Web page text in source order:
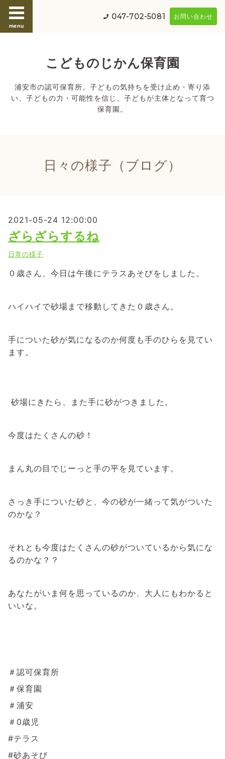
menu
047-702-5081 お問い合わせ
こどものじかん保育園
浦安市の認可保育所。子どもの気持ちを受け止め・寄り添
い、子どもの力・可能性を信じ、子どもが主体となって育つ
保育園。
日々の様子（ブログ）
2021-05-24 12:00:00
ざらざらするね
日常の様子
０歳さん、今日は午後にテラスあそびをしました。
ハイハイで砂場まで移動してきた０歳さん。
手についた砂が気になるのか何度も手のひらを見てい
ます。
砂場にきたら、また手に砂がつきました。
今度はたくさんの砂！
まん丸の目でじーっと手の平を見ています。
さっき手についた砂と、今の砂が一緒って気がついた
のかな？
それとも今度はたくさんの砂がついているから気にな
るのかな？？
あなたがいま何を思っているのか、大人にもわかると
いいな。
＃認可保育所
＃保育園
＃浦安
＃0歳児
#テラス
#砂あそび